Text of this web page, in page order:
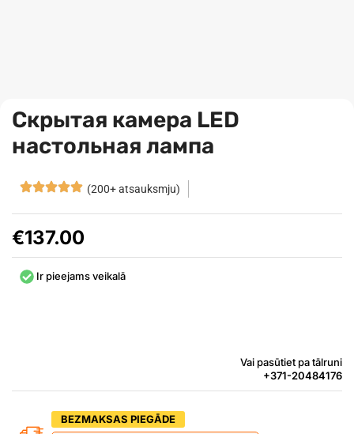
Скрытая камера LED
настольная лампа
(200+ atsauksmju)
€137.00
Ir pieejams veikalā
Vai pasūtiet pa tālruni
+371-20484176
BEZMAKSAS PIEGĀDE